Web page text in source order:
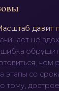
давит
не
обрушит
чем
этапы со
тому,